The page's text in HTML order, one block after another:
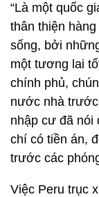
“Là một quốc
thân thiện
sống, bởi
một tương lai
chính phủ,
nước nhà
nhập cư đã nói
chí có tiền án,
trước các
Việc Peru trục